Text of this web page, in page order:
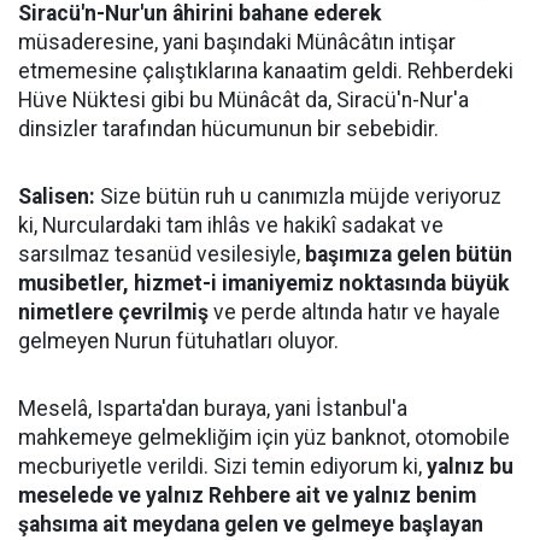
Siracü'n-Nur'un âhirini bahane ederek
müsaderesine, yani başındaki Münâcâtın intişar
etmemesine çalıştıklarına kanaatim geldi. Rehberdeki
Hüve Nüktesi gibi bu Münâcât da, Siracü'n-Nur'a
dinsizler tarafından hücumunun bir sebebidir.
Salisen: Size bütün ruh u canımızla müjde veriyoruz
ki, Nurculardaki tam ihlâs ve hakikî sadakat ve
sarsılmaz tesanüd vesilesiyle, başımıza gelen bütün
musibetler, hizmet-i imaniyemiz noktasında büyük
nimetlere çevrilmiş ve perde altında hatır ve hayale
gelmeyen Nurun fütuhatları oluyor.
Meselâ, Isparta'dan buraya, yani İstanbul'a
mahkemeye gelmekliğim için yüz banknot, otomobile
mecburiyetle verildi. Sizi temin ediyorum ki, yalnız bu
meselede ve yalnız Rehbere ait ve yalnız benim
şahsıma ait meydana gelen ve gelmeye başlayan